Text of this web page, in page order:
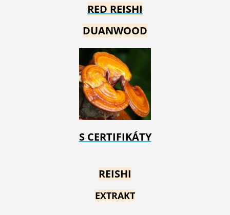
RED REISHI
DUANWOOD
S CERTIFIKÁTY
REISHI
EXTRAKT